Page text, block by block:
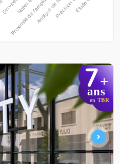
7+
ans
en TBR